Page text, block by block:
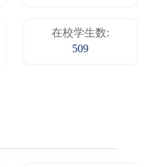
在校学生数:
509